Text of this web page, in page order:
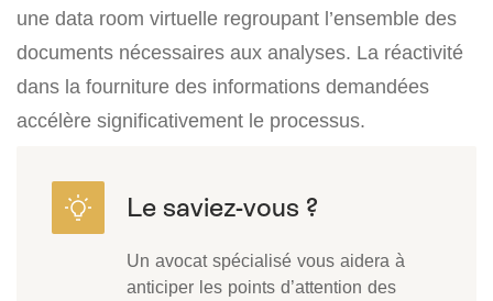
une data room virtuelle regroupant l’ensemble des
documents nécessaires aux analyses. La réactivité
dans la fourniture des informations demandées
accélère significativement le processus.
Un avocat spécialisé vous aidera à
anticiper les points d’attention des